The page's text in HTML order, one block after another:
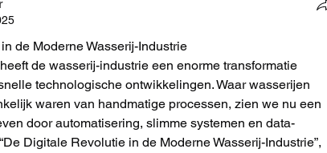
de Moderne Wasserij-Industrie
de wasserij-industrie een enorme transformatie
technologische ontwikkelingen. Waar wasserijen
waren van handmatige processen, zien we nu een
door automatisering, slimme systemen en data-
Digitale Revolutie in de Moderne Wasserij-Industrie”,